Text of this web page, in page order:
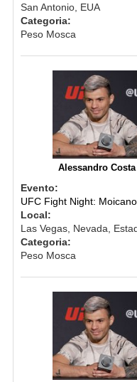
San Antonio, EUA
Categoria:
Peso Mosca
Alessandro Costa
Evento:
UFC Fight Night:
Local:
Las Vegas, Nevada,
Categoria:
Peso Mosca